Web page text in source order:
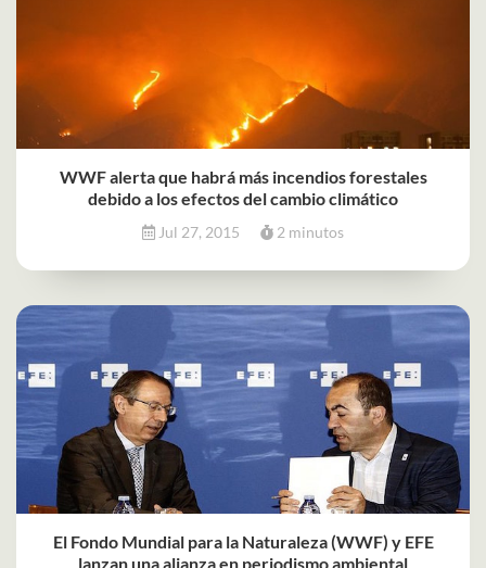
WWF alerta que habrá más incendios forestales
debido a los efectos del cambio climático
Jul 27, 2015 2 minutos
El Fondo Mundial para la Naturaleza (WWF) y EFE
lanzan una alianza en periodismo ambiental